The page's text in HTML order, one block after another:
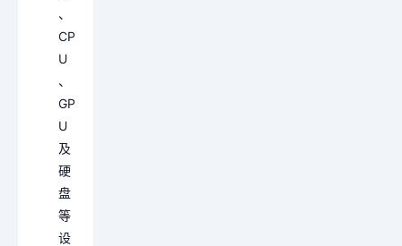
、
CP
U
、
GP
U
及
硬
盘
等
设